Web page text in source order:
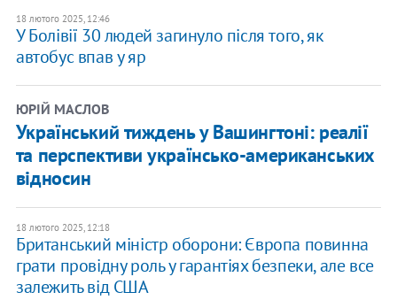
18 лютого 2025, 12:46
У Болівії 30 людей загинуло після того, як
автобус впав у яр
ЮРІЙ МАСЛОВ
Український тиждень у Вашингтоні: реалії
та перспективи українсько-американських
відносин
18 лютого 2025, 12:18
Британський міністр оборони: Європа повинна
грати провідну роль у гарантіях безпеки, але все
залежить від США